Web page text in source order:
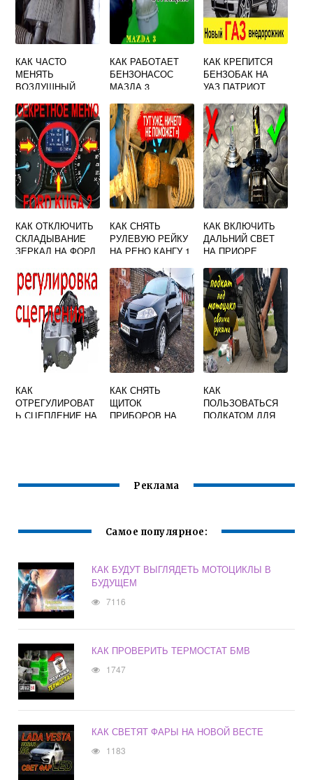
КАК ЧАСТО
МЕНЯТЬ
ВОЗДУШНЫЙ
ФЬЮЖН
КАК РАБОТАЕТ
БЕНЗОНАСОС
МАЗДА 3
КАК КРЕПИТСЯ
БЕНЗОБАК НА
УАЗ ПАТРИОТ
КАК ОТКЛЮЧИТЬ
СКЛАДЫВАНИЕ
ЗЕРКАЛ НА ФОРД
КАК СНЯТЬ
РУЛЕВУЮ РЕЙКУ
НА РЕНО КАНГУ 1
КАК ВКЛЮЧИТЬ
ДАЛЬНИЙ СВЕТ
НА ПРИОРЕ
КАК
ОТРЕГУЛИРОВАТ
Ь СЦЕПЛЕНИЕ НА
КАК СНЯТЬ
ЩИТОК
ПРИБОРОВ НА
КАК
ПОЛЬЗОВАТЬСЯ
ПОДКАТОМ ДЛЯ
Реклама
Самое популярное:
КАК БУДУТ ВЫГЛЯДЕТЬ МОТОЦИКЛЫ В
БУДУЩЕМ
7116
КАК ПРОВЕРИТЬ ТЕРМОСТАТ БМВ
1747
КАК СВЕТЯТ ФАРЫ НА НОВОЙ ВЕСТЕ
1183